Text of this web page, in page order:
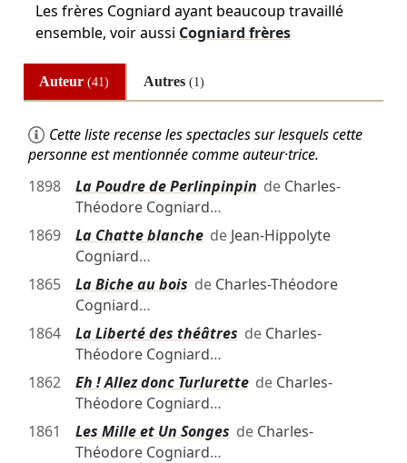
Les frères Cogniard ayant beaucoup travaillé
ensemble, voir aussi Cogniard frères
Auteur(41) Autres (1)
Cette liste recense les spectacles sur lesquels cette
personne est mentionnée comme auteur·trice.
1898
La Poudre de Perlinpinpin de Charles-
Théodore Cogniard…
1869
La Chatte blanchede Jean-Hippolyte
Cogniard…
1865
La Biche au bois de Charles-Théodore
Cogniard…
1864
La Liberté des théâtres de Charles-
Théodore Cogniard…
1862
Eh ! Allez donc Turlurettede Charles-
Théodore Cogniard…
1861
Les Mille et Un Songes de Charles-
Théodore Cogniard…